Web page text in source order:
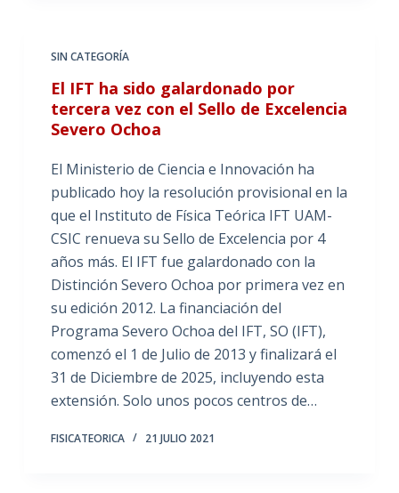
SIN CATEGORÍA
El IFT ha sido galardonado por
tercera vez con el Sello de Excelencia
Severo Ochoa
El Ministerio de Ciencia e Innovación ha
publicado hoy la resolución provisional en la
que el Instituto de Física Teórica IFT UAM-
CSIC renueva su Sello de Excelencia por 4
años más. El IFT fue galardonado con la
Distinción Severo Ochoa por primera vez en
su edición 2012. La financiación del
Programa Severo Ochoa del IFT, SO (IFT),
comenzó el 1 de Julio de 2013 y finalizará el
31 de Diciembre de 2025, incluyendo esta
extensión. Solo unos pocos centros de…
FISICATEORICA 21 JULIO 2021